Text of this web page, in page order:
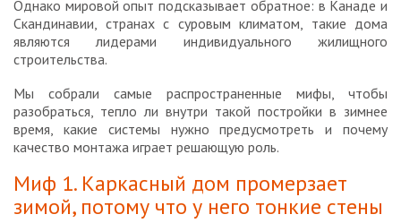
Однако мировой опыт подсказывает обратное: в Канаде и
Скандинавии, странах с суровым климатом, такие дома
являются лидерами индивидуального жилищного
строительства.
Мы собрали самые распространенные мифы, чтобы
разобраться, тепло ли внутри такой постройки в зимнее
время, какие системы нужно предусмотреть и почему
качество монтажа играет решающую роль.
Миф 1. Каркасный дом промерзает
зимой, потому что у него тонкие стены